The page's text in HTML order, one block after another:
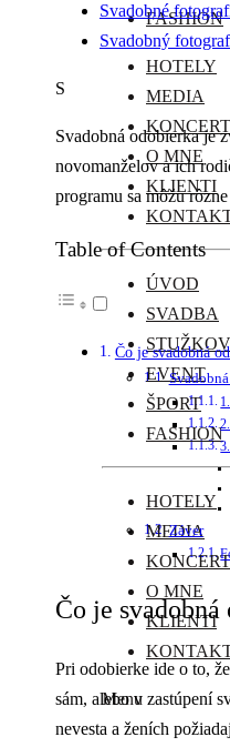
FASHION
HOTELY
MEDIA
O MNE
KLIENTI
ÚVOD
SVADBA
EVENT
ŠPORT
FASHION
HOTELY
MEDIA
O MNE
KLIENTI
Menu
Svadobné
Svadobný fotograf
S
Svadobná odobierka je
novomanželov a ich
programu sa môžu
Table of Contents
Čo je svadobná
Záver
Čo je
Pri odobierke ide o to,
sám, alebo v zastúpení
nevesta a ženích